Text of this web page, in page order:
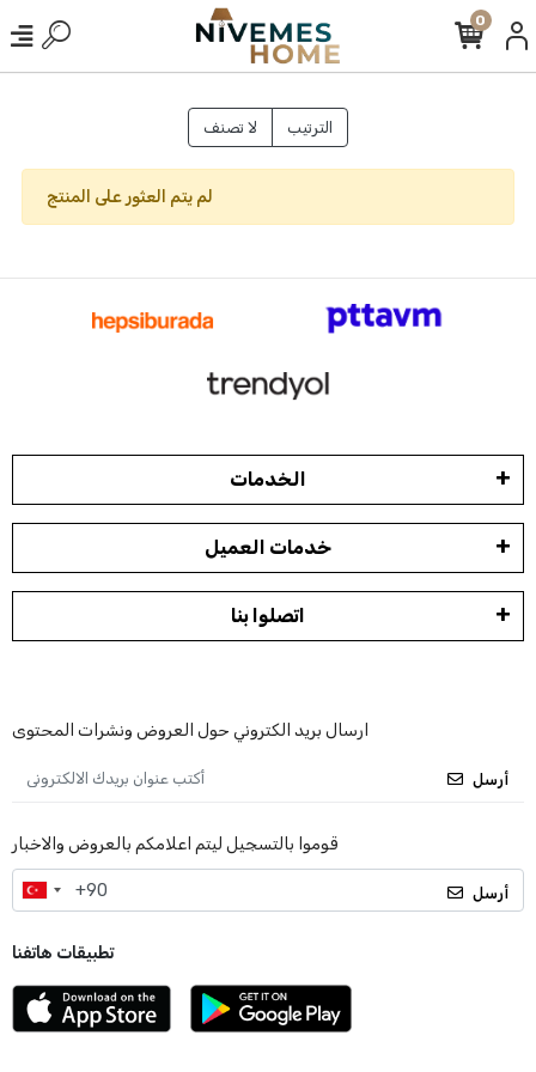
0
لا تصنف الترتيب
لم يتم العثور على المنتج
الخدمات
خدمات العميل
اتصلوا بنا
ارسال بريد الكتروني حول العروض ونشرات المحتوى
أرسل
قوموا بالتسجيل ليتم اعلامكم بالعروض والاخبار
أرسل
تطبيقات هاتفنا